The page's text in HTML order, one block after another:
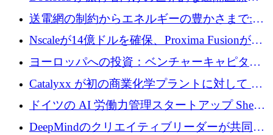
ラットフォームを拡大するために 100 万ユー
ロを調達
送電網の制約からエネルギーの豊かさまで:
Envision の Gobi X がヨーロッパの AI の未来
Nscaleが14億ドルを確保、Proxima Fusionが4
億1,100万ユーロを獲得、Invest EuropeはVCの
ヨーロッパへの投資：ベンチャーキャピタル
が過去2番目に高い水準に到達
Catalyxx が初の商業化学プラントに対して EU
から 2,000 万ユーロ以上の支援を獲得
ドイツの AI 労働力管理スタートアップ Sherpa
がプレシードで 220 万ドルを調達
DeepMindのクリエイティブリーダーが共同設